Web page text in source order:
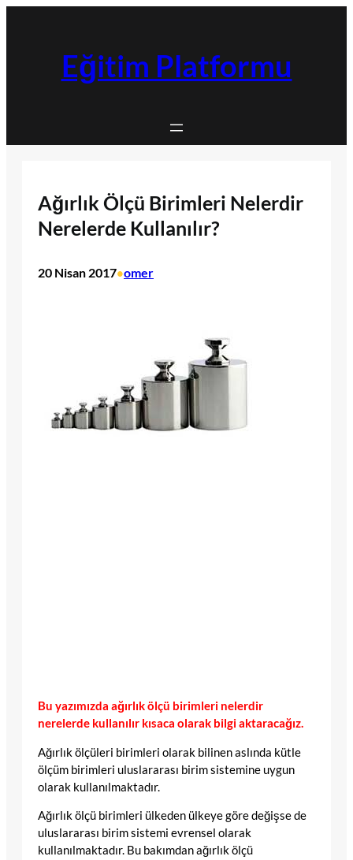
Eğitim Platformu
Ağırlık Ölçü Birimleri Nelerdir
Nerelerde Kullanılır?
20 Nisan 2017•omer
Bu yazımızda ağırlık ölçü birimleri nelerdir
nerelerde kullanılır kısaca olarak bilgi aktaracağız.
Ağırlık ölçüleri birimleri olarak bilinen aslında kütle
ölçüm birimleri uluslararası birim sistemine uygun
olarak kullanılmaktadır.
Ağırlık ölçü birimleri ülkeden ülkeye göre değişse de
uluslararası birim sistemi evrensel olarak
kullanılmaktadır. Bu bakımdan ağırlık ölçü